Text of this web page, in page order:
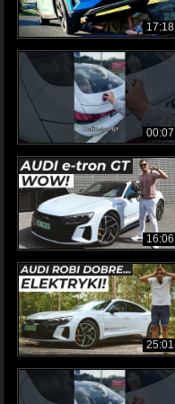
17:18
00:07
16:06
25:01